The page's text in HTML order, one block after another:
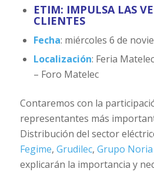
ETIM: IMPULSA LAS
CLIENTES
Fecha: miércoles 6 de
Localización: Feria
– Foro Matelec
Contaremos con la
representantes más
Distribución del sector
Fegime, Grudilec, Grupo Noria
explicarán la importancia y